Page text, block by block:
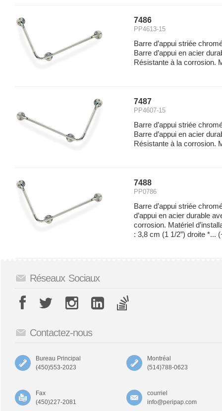
7486
PP4613-15
Barre d’appui striée
Barre d’appui en acier
Résistante à la corrosion.
7487
PP4607-15
Barre d’appui striée
Barre d’appui en acier
Résistante à la corrosion.
7488
PP0786
Barre d’appui striée
d’appui en acier durable
corrosion. Matériel
: 3,8 cm (1 1/2”) droite *...
Réseaux Sociaux
Contactez-nous
Bureau Principal
(450)553-2023
Montréal
(514)788-0623
Fax
(450)227-2081
courriel
info@peripap.com